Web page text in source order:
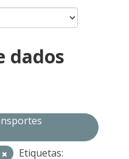
dados
Etiquetas: